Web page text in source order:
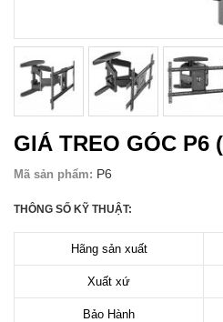
GIÁ TREO GÓC P6
Mã sản phẩm: P6
THÔNG SỐ KỸ THUẬT:
Hãng sản xuất
Xuất xứ
Bảo Hành